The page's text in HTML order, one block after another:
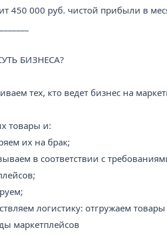
450 000 руб. чистой прибыли в
БИЗНЕСА?
тех, кто ведет бизнес на
товары и:
их на брак;
в соответствии с
логистику: отгружаем товары
маркетплейсов